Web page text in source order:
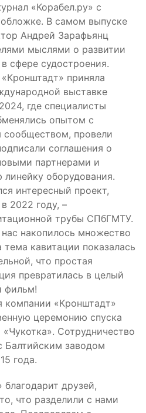
«Корабел.ру» с
В самом выпуске
Андрей Зарафьянц
мыслями о развитии
сфере судостроения.
приняла
выставке
где специалисты
опытом с
провели
соглашения о
партнерами и
оборудования.
интересный проект,
2022 году, –
трубы СПбГМТУ.
накопилось множество
кавитации показалась
что простая
превратилась в целый
фильм!
компании «Кронштадт»
церемонию спуска
Сотрудничество
Балтийским заводом
года.
друзей,
что разделили с нами